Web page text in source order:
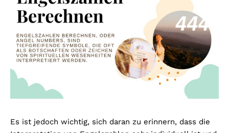
Es ist jedoch wichtig, sich daran zu erinnern, dass die